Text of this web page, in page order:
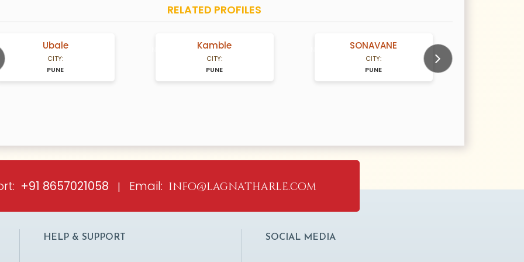
RELATED PROFILES
A Years old Ubale
CITY:
PUNE
N/A Years oldKamble
CITY:
PUNE
N/A Years oldSONAVANE
CITY:
PUNE
Next
+91 8657021058 | Email: info@lagnatharle.com
HELP & SUPPORT SOCIAL MEDIA